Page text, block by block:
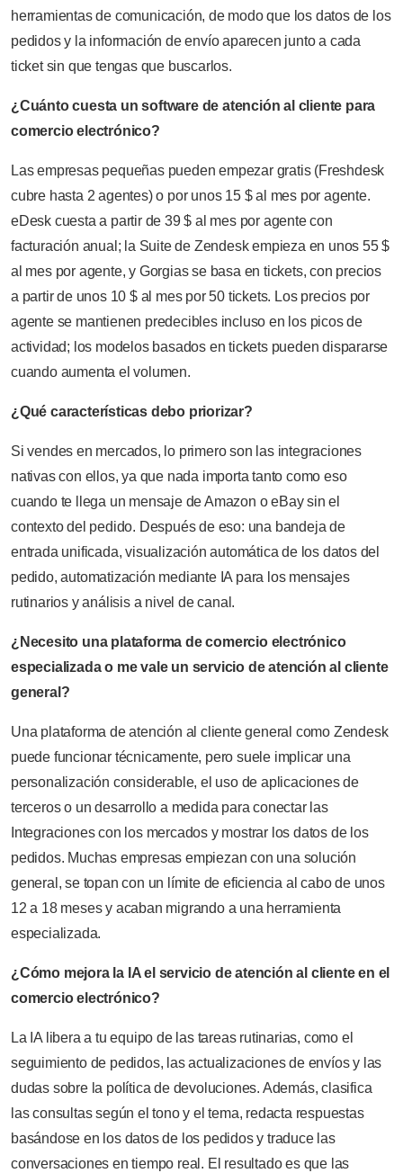
herramientas de comunicación, de modo que los datos de los
pedidos y la información de envío aparecen junto a cada
ticket sin que tengas que buscarlos.
¿Cuánto cuesta un software de atención al cliente para
comercio electrónico?
Las empresas pequeñas pueden empezar gratis (Freshdesk
cubre hasta 2 agentes) o por unos 15 $ al mes por agente.
eDesk cuesta a partir de 39 $ al mes por agente con
facturación anual; la Suite de Zendesk empieza en unos 55 $
al mes por agente, y Gorgias se basa en tickets, con precios
a partir de unos 10 $ al mes por 50 tickets. Los precios por
agente se mantienen predecibles incluso en los picos de
actividad; los modelos basados en tickets pueden dispararse
cuando aumenta el volumen.
¿Qué características debo priorizar?
Si vendes en mercados, lo primero son las integraciones
nativas con ellos, ya que nada importa tanto como eso
cuando te llega un mensaje de Amazon o eBay sin el
contexto del pedido. Después de eso: una bandeja de
entrada unificada, visualización automática de los datos del
pedido, automatización mediante IA para los mensajes
rutinarios y análisis a nivel de canal.
¿Necesito una plataforma de comercio electrónico
especializada o me vale un servicio de atención al cliente
general?
Una plataforma de atención al cliente general como Zendesk
puede funcionar técnicamente, pero suele implicar una
personalización considerable, el uso de aplicaciones de
terceros o un desarrollo a medida para conectar las
Integraciones con los mercados y mostrar los datos de los
pedidos. Muchas empresas empiezan con una solución
general, se topan con un límite de eficiencia al cabo de unos
12 a 18 meses y acaban migrando a una herramienta
especializada.
¿Cómo mejora la IA el servicio de atención al cliente en el
comercio electrónico?
La IA libera a tu equipo de las tareas rutinarias, como el
seguimiento de pedidos, las actualizaciones de envíos y las
dudas sobre la política de devoluciones. Además, clasifica
las consultas según el tono y el tema, redacta respuestas
basándose en los datos de los pedidos y traduce las
conversaciones en tiempo real. El resultado es que las